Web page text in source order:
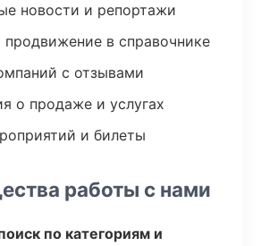
новости и репортажи
продвижение в справочнике
с отзывами
о продаже и услугах
и билеты
работы с нами
по категориям и